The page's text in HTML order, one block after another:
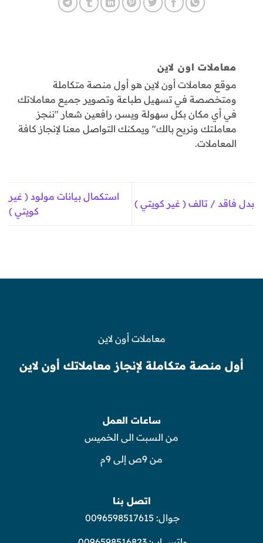
معاملات اون لاين
موقع معاملات أون لاين هو أول منصة متكاملة
ومتخصصة في تسهيل طباعة وتصوير جميع معاملاتك
في أي مكان بكل سهولة ويسر، رافعين شعار "ننجز
معاملتك ونريح بالك" ويمكنك التواصل معنا لإنجاز كافة
المعاملات.
بدل فاقد / تالف ( غير كويتي )
استكمال بيانات مولود ( غير
كويتي )
معاملات أون لاين
أول منصة متكاملة لإنجاز معاملاتك أون لاين
ساعات العمل
من السبت الى الخميس
من 9ص إلى 9م
اتصل بنا
جوال: 0096598517615